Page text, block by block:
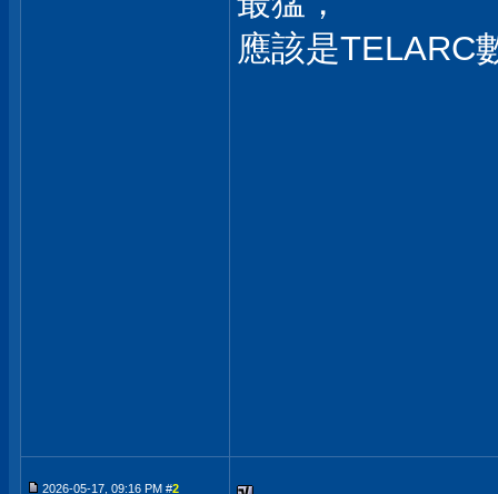
應該是TELARC
2026-05-17, 09:16 PM #2